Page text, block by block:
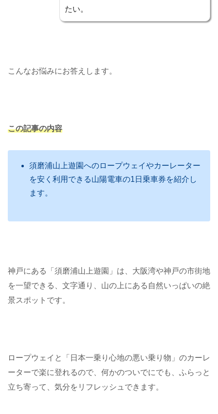
たい。
こんなお悩みにお答えします。
この記事の内容
須磨浦山上遊園へのロープウェイやカーレーター
を安く利用できる山陽電車の1日乗車券を紹介し
ます。
神戸にある「須磨浦山上遊園」は、大阪湾や神戸の市街地
を一望できる、文字通り、山の上にある自然いっぱいの絶
景スポットです。
ロープウェイと「日本一乗り心地の悪い乗り物」のカーレ
ーターで楽に登れるので、何かのついでにでも、ふらっと
立ち寄って、気分をリフレッシュできます。